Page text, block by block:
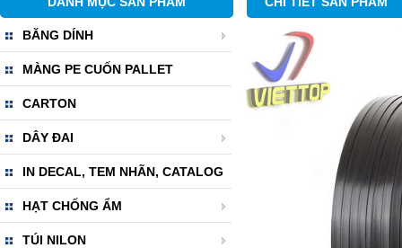
BĂNG DÍNH
MÀNG PE CUỐN PALLET
CARTON
DÂY ĐAI
IN DECAL, TEM NHÃN, CATALOG
HẠT CHỐNG ẨM
TÚI NILON